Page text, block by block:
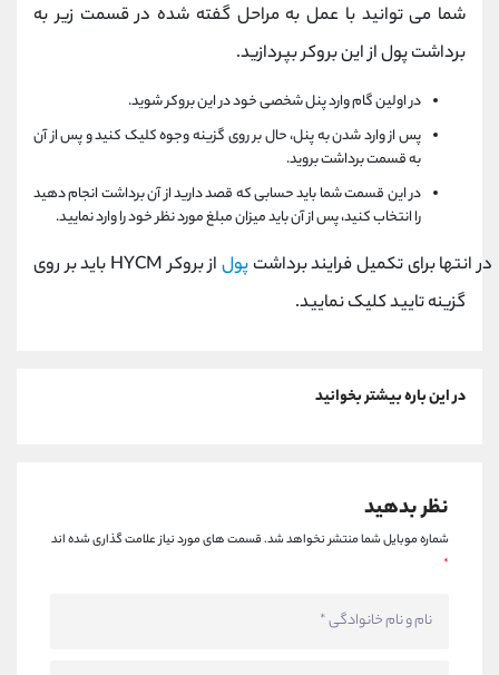
شما می توانید با عمل به مراحل گفته شده در قسمت زیر به
برداشت پول از این بروکر بپردازید.
در اولین گام وارد پنل شخصی خود در این بروکر شوید.
پس از وارد شدن به پنل، حال بر روی گزینه وجوه کلیک کنید و پس از آن
به قسمت برداشت بروید.
در این قسمت شما باید حسابی که قصد دارید از آن برداشت انجام دهید
را انتخاب کنید، پس از آن باید میزان مبلغ مورد نظر خود را وارد نمایید.
در انتها برای تکمیل فرایند برداشت پولاز بروکرHYCM باید بر روی
گزینه تایید کلیک نمایید.
در این باره بیشتر بخوانید
نظر بدهید
شماره موبایل شما منتشر نخواهد شد.قسمت های مورد نیاز علامت گذاری شده اند
*